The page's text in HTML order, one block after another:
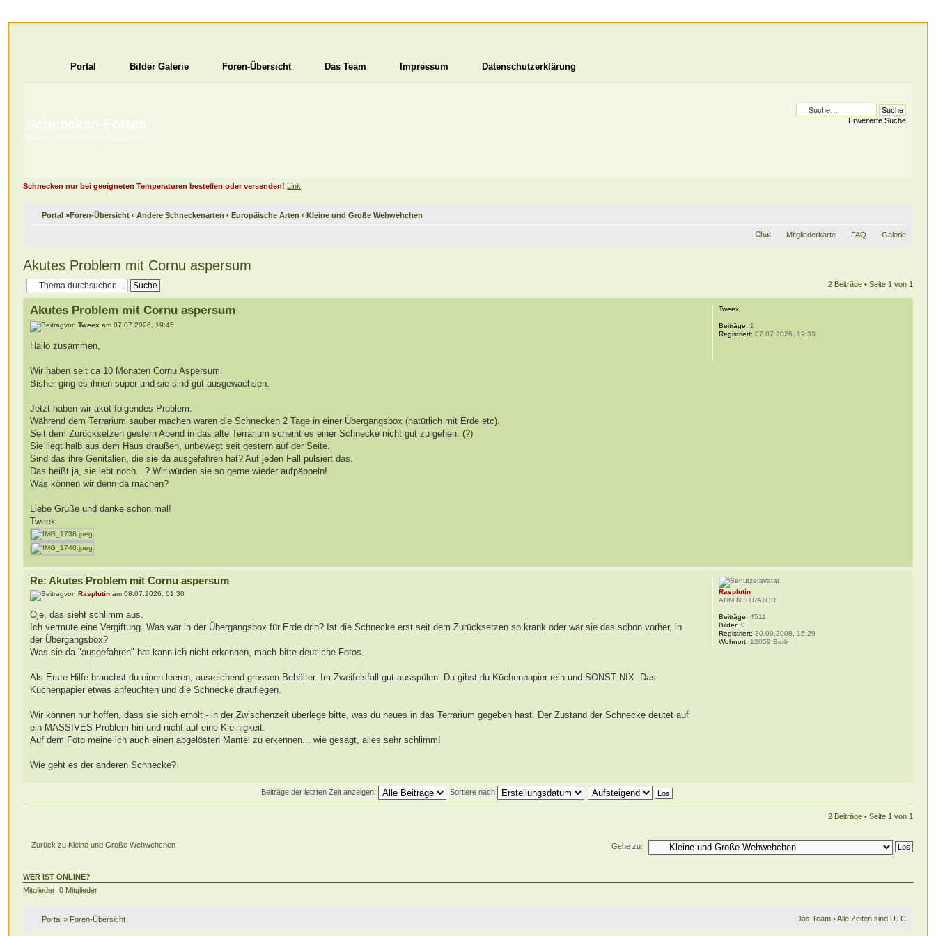
Portal Bilder Galerie Foren-Übersicht Das Team Impressum Datenschutzerklärung
Schnecken-Forum
Habt ihr Schnecken als Haustiere?
Erweiterte Suche
Schnecken nur bei geeigneten Temperaturen bestellen oder versenden! Link
Portal »Foren-Übersicht ‹ Andere Schneckenarten ‹ Europäische Arten ‹ Kleine und Große Wehwehchen
Chat Mitgliederkarte FAQ Galerie
Akutes Problem mit Cornu aspersum
2 Beiträge • Seite 1 von 1
Akutes Problem mit Cornu aspersum
vonTweex am 07.07.2026, 19:45
Hallo zusammen,
Wir haben seit ca 10 Monaten Cornu Aspersum.
Bisher ging es ihnen super und sie sind gut ausgewachsen.
Jetzt haben wir akut folgendes Problem:
Während dem Terrarium sauber machen waren die Schnecken 2 Tage in einer Übergangsbox (natürlich mit Erde etc).
Seit dem Zurücksetzen gestern Abend in das alte Terrarium scheint es einer Schnecke nicht gut zu gehen. (?)
Sie liegt halb aus dem Haus draußen, unbewegt seit gestern auf der Seite.
Sind das ihre Genitalien, die sie da ausgefahren hat? Auf jeden Fall pulsiert das.
Das heißt ja, sie lebt noch…? Wir würden sie so gerne wieder aufpäppeln!
Was können wir denn da machen?
Liebe Grüße und danke schon mal!
Tweex
Tweex
Beiträge: 1
Registriert: 07.07.2026, 19:33
Re: Akutes Problem mit Cornu aspersum
vonRasplutin am 08.07.2026, 01:30
Oje, das sieht schlimm aus.
Ich vermute eine Vergiftung. Was war in der Übergangsbox für Erde drin? Ist die Schnecke erst seit dem Zurücksetzen so krank oder war sie das schon vorher, in
der Übergangsbox?
Was sie da "ausgefahren" hat kann ich nicht erkennen, mach bitte deutliche Fotos.
Als Erste Hilfe brauchst du einen leeren, ausreichend grossen Behälter. Im Zweifelsfall gut ausspülen. Da gibst du Küchenpapier rein und SONST NIX. Das
Küchenpapier etwas anfeuchten und die Schnecke drauflegen.
Wir können nur hoffen, dass sie sich erholt - in der Zwischenzeit überlege bitte, was du neues in das Terrarium gegeben hast. Der Zustand der Schnecke deutet auf
ein MASSIVES Problem hin und nicht auf eine Kleinigkeit.
Auf dem Foto meine ich auch einen abgelösten Mantel zu erkennen... wie gesagt, alles sehr schlimm!
Wie geht es der anderen Schnecke?
Rasplutin
ADMINISTRATOR
Beiträge: 4511
Bilder: 0
Registriert: 30.09.2008, 15:29
Wohnort: 12059 Berlin
Beiträge der letzten Zeit anzeigen: Sortiere nach
2 Beiträge • Seite 1 von 1
Zurück zu Kleine und Große Wehwehchen Gehe zu:
WER IST ONLINE?
Mitglieder: 0 Mitglieder
Portal » Foren-Übersicht Das Team• Alle Zeiten sind UTC